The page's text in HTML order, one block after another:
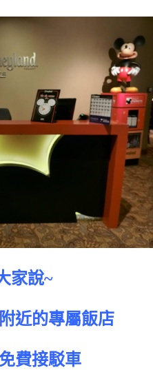
家說~
近的專屬飯店
費接駁車